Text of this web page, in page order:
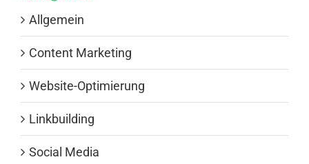
Allgemein
Content Marketing
Website-Optimierung
Linkbuilding
Social Media